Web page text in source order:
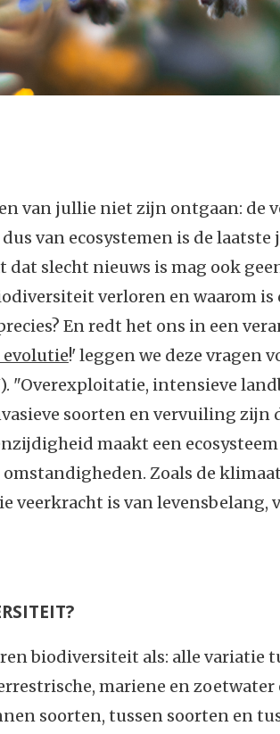
van jullie niet zijn ontgaan: de
van ecosystemen is de laatste
dat slecht nieuws is mag ook
verloren en waarom is
En redt het ons in een
evolutie!' leggen we deze vragen
"Overexploitatie, intensieve
soorten en vervuiling zijn
maakt een
Zoals de
veerkracht is van
biodiversiteit als: alle variatie
mariene en zoetwater
soorten, tussen soorten en